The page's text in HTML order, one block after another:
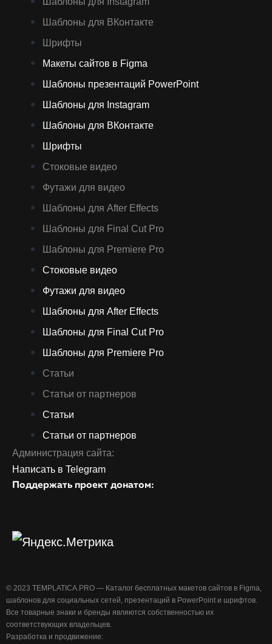
Шаблоны для ВКонтакте
Шрифты
Макеты сайтов в Figma
Шаблоны презентаций PowerPoint
Шаблоны для Instagram
Шаблоны для ВКонтакте
Шрифты
Стоковые видео
Футажи для видео
Шаблоны для After Effects
Шаблоны для Final Cut Pro
Шаблоны для Premiere Pro
Стоковые видео
Футажи для видео
Шаблоны для After Effects
Шаблоны для Final Cut Pro
Шаблоны для Premiere Pro
Статьи
Статьи от партнеров
Статьи
Статьи от партнеров
Администрация сайта:
Написать в Telegram
Поддержать проект донатом:
©️ 2023 TEMPLATICA.PRO — Каталог бесплатных макетов сайтов в Figma,
шаблонов для социальных сетей, презентаций в PowerPoint и шрифтов.
Все товарные знаки и бренды являются собственностью их
соответствующих владельцев.
Разработка и продвижение: